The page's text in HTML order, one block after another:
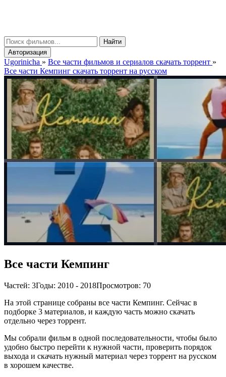
Найти
Авторизация
Ugorinicha » Все части фильмов и сериалов скачать торрент »
Все части Кемпинг скачать торрент на русском
Все части Кемпинг
Частей: 3Годы: 2010 - 2018Просмотров: 70
На этой странице собраны все части Кемпинг. Сейчас в
подборке 3 материалов, и каждую часть можно скачать
отдельно через торрент.
Мы собрали фильм в одной последовательности, чтобы было
удобно быстро перейти к нужной части, проверить порядок
выхода и скачать нужный материал через торрент на русском
в хорошем качестве.